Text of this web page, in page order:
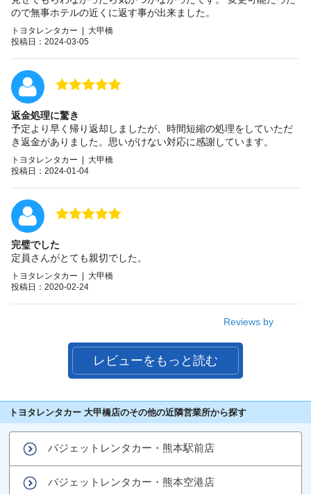
ので無事ホテルの近くに返す事が出来ました。
トヨタレンタカー | 大甲橋
投稿日：2024-03-05
返金処理に驚き
予定より早く帰り返却しましたが、時間短縮の処理をしていただ
き返金がありました。思いがけない対応に感謝しています。
トヨタレンタカー | 大甲橋
投稿日：2024-01-04
完璧でした
定員さんがとても親切でした。
トヨタレンタカー | 大甲橋
投稿日：2020-02-24
Reviews by
レビューをもっと読む
トヨタレンタカー 大甲橋店のその他の近隣営業所から探す
バジェットレンタカー・熊本駅前店
バジェットレンタカー・熊本空港店